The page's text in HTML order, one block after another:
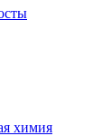
химия